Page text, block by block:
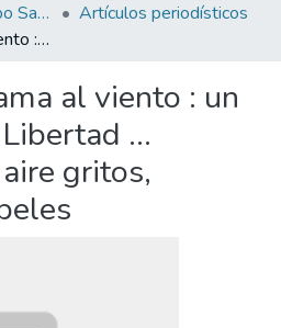
Margaritainés Restrepo Santamaría
Artículos periodísticos
Gaitán, una llama al viento : un 9 de abril con Libertad ... Lamarque : al aire gritos, muebles y papeles
al viento : un
...
gritos,